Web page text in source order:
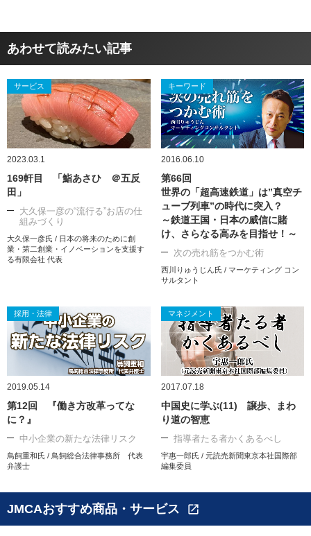
あわせて読みたい記事
サービス
2023.03.1
169軒目 「鮨あさひ ＠五反
田」
大久保一彦の“流行る”お店の仕
組みづくり
大久保一彦氏 / 日本の将来のために創
業・第二創業・イノベーションを支援す
る有限会社 代表
キーワード
2016.06.10
第66回
世界の「超高速鉄道」は”真空チ
ューブ列車”の時代に突入？
～鉄道王国・日本の威信に賭
け、さらなる高みを目指せ！～
次の売れ筋をつかむ術
西川りゅうじん氏 / マーケティング コン
サルタント
採用・法律
2019.05.14
第12回 『働き方改革ってな
に？』
中小企業の新たな法律リスク
鳥飼重和氏 / 鳥飼総合法律事務所 代表
弁護士
マネジメント
2017.07.18
中国史に学ぶ(11) 譲歩、まわ
り道の智恵
指導者たる者かくあるべし
宇惠一郎氏 / 元読売新聞東京本社国際部
編集委員
JMCAおすすめ商品・サービス open_in_new